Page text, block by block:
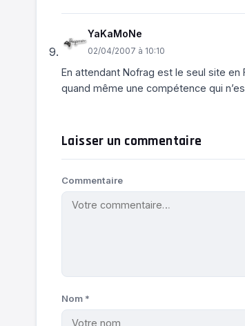
YaKaMoNe
02/04/2007 à 10:10
En attendant Nofrag est le seul site en
quand même une compétence qui
Laisser un commentaire
Commentaire
Nom *